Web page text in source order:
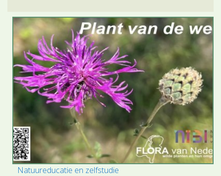
Natuureducatie en zelfstudie